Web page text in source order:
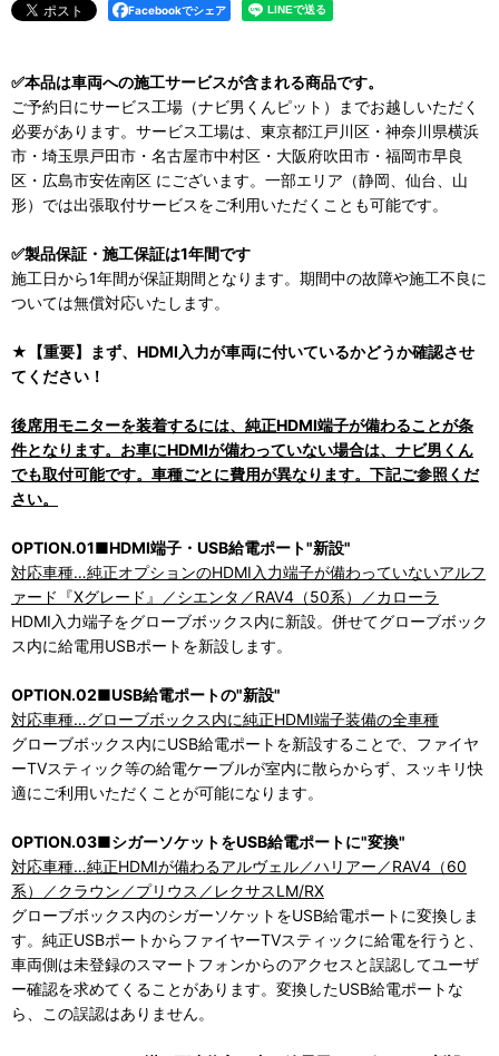
Facebookでシェア
✅本品は車両への施工サービスが含まれる商品です。
ご予約日にサービス工場（ナビ男くんピット）までお越しいただく
必要があります。サービス工場は、東京都江戸川区・神奈川県横浜
市・埼玉県戸田市・名古屋市中村区・大阪府吹田市・福岡市早良
区・広島市安佐南区 にございます。一部エリア（静岡、仙台、山
形）では出張取付サービスをご利用いただくことも可能です。
✅製品保証・施工保証は1年間です
施工日から1年間が保証期間となります。期間中の故障や施工不良に
ついては無償対応いたします。
★【重要】まず、HDMI入力が車両に付いているかどうか確認させ
てください！
後席用モニターを装着するには、純正HDMI端子が備わることが条
件となります。お車にHDMIが備わっていない場合は、ナビ男くん
でも取付可能です。車種ごとに費用が異なります。下記ご参照くだ
さい。
OPTION.01■HDMI端子・USB給電ポート"新設"
対応車種…純正オプションのHDMI入力端子が備わっていないアルフ
ァード『Xグレード』／シエンタ／RAV4（50系）／カローラ
HDMI入力端子をグローブボックス内に新設。併せてグローブボック
ス内に給電用USBポートを新設します。
OPTION.02■USB給電ポートの"新設"
対応車種…グローブボックス内に純正HDMI端子装備の全車種
グローブボックス内にUSB給電ポートを新設することで、ファイヤ
ーTVスティック等の給電ケーブルが室内に散らからず、スッキリ快
適にご利用いただくことが可能になります。
OPTION.03■シガーソケットをUSB給電ポートに"変換"
対応車種…純正HDMIが備わるアルヴェル／ハリアー／RAV4（60
系）／クラウン／プリウス／レクサスLM/RX
グローブボックス内のシガーソケットをUSB給電ポートに変換しま
す。純正USBポートからファイヤーTVスティックに給電を行うと、
車両側は未登録のスマートフォンからのアクセスと誤認してユーザ
ー確認を求めてくることがあります。変換したUSB給電ポートな
ら、この誤認はありません。